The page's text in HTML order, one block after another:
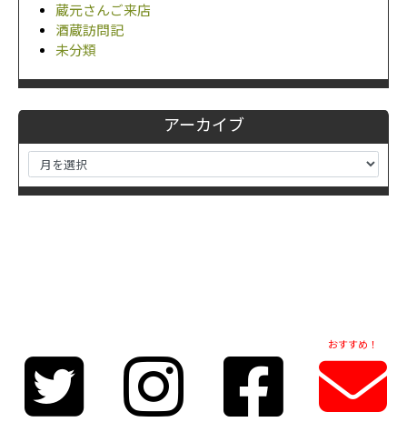
蔵元さんご来店
酒蔵訪問記
未分類
アーカイブ
おすすめ！